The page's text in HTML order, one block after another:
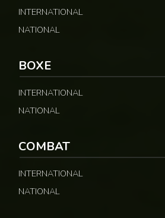
INTERNATIONAL
NATIONAL
BOXE
INTERNATIONAL
NATIONAL
COMBAT
INTERNATIONAL
NATIONAL